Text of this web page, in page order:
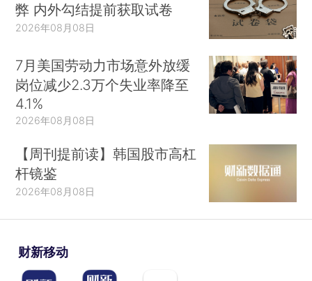
弊 内外勾结提前获取试卷
2026年08月08日
7月美国劳动力市场意外放缓
岗位减少2.3万个失业率降至
4.1%
2026年08月08日
【周刊提前读】韩国股市高杠
杆镜鉴
2026年08月08日
财新移动